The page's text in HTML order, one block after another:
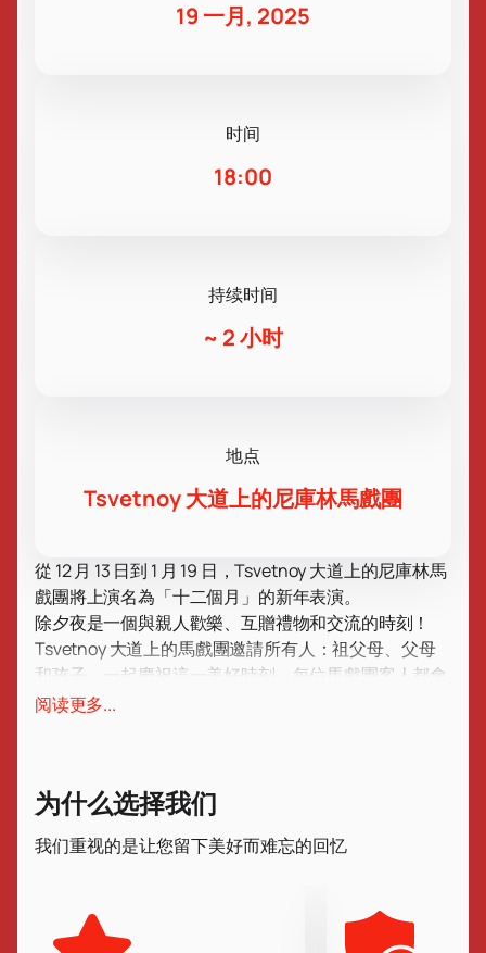
19 一月, 2025
时间
18:00
持续时间
~ 2 小时
地点
Tsvetnoy 大道上的尼庫林馬戲團
從 12 月 13 日到 1 月 19 日，Tsvetnoy 大道上的尼庫林馬
戲團將上演名為「十二個月」的新年表演。
除夕夜是一個與親人歡樂、互贈禮物和交流的時刻！
Tsvetnoy 大道上的馬戲團邀請所有人：祖父母、父母
和孩子，一起慶祝這一美好時刻。每位馬戲團客人都會
發現一些令人興奮和難忘的東西，這將為明年帶來歡
好傳統。熟練的雜技演員、靈巧的走鋼索者、勇敢的馴
獸師和快樂的小丑將與弗羅斯特神父和他的孫女斯尼古
洛奇卡一起加入。他們將一起經歷令人興奮的冒險，並
我國最古老的馬戲團之一是位於 Tsvetnoy 的莫斯科馬
戲團。此前，著名小丑卡蘭達什、魔術師基奧兄弟、科
阅读更多...
为什么选择我们
我们重视的是让您留下美好而难忘的回忆